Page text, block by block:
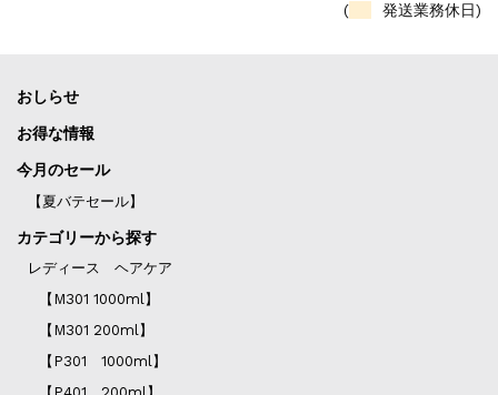
( 発送業務休日)
おしらせ
お得な情報
今月のセール
【夏バテセール】
カテゴリーから探す
レディース ヘアケア
【M301 1000ml】
【M301 200ml】
【P301 1000ml】